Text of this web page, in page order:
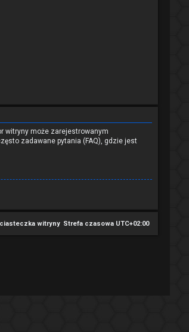
witryny może zarejestrowanym
zadawane pytania (FAQ), gdzie jest
Strefa czasowa UTC+02:00
witryny